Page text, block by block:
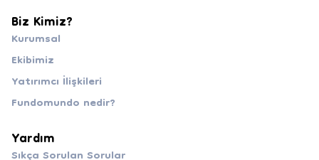
Biz Kimiz?
Kurumsal
Ekibimiz
Yatırımcı İlişkileri
Fundomundo nedir?
Yardım